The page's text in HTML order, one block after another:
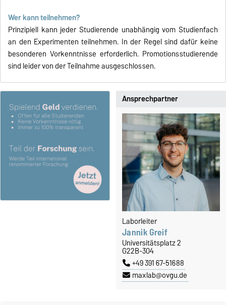
Wer kann teilnehmen?
Prinzipiell kann jeder Studierende unabhängig vom Studienfach
an den Experimenten teilnehmen. In der Regel sind dafür keine
besonderen Vorkenntnisse erforderlich. Promotionsstudierende
sind leider von der Teilnahme ausgeschlossen.
Ansprechpartner
Laborleiter
Jannik Greif
Universitätsplatz 2
G22B-304
+49 391 67-51688
maxlab@ovgu.de